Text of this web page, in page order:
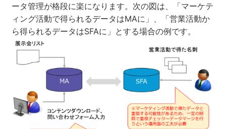
ータ管理が格段に楽になります。次の図は、「マーケテ
ィング活動で得られるデータはMAに」、「営業活動か
ら得られるデータはSFAに」とする場合の例です。